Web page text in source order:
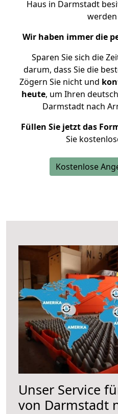
Haus in Darmstadt
Wir haben immer die
Sparen Sie sich die
darum, dass Sie die
Zögern Sie nicht und
heute, um Ihren
Darmstadt nach
Füllen Sie jetzt das
Sie
Kostenlose
Unser Service
von Darmstadt